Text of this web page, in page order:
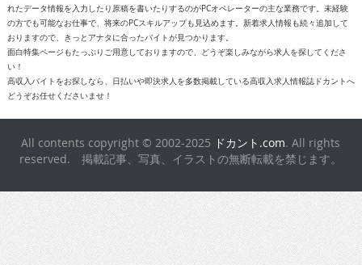
れたデータ情報を入力したり原稿を書いたりするのがPCオペレーターの主な業務です。未経験
の方でも可能なお仕事で、将来のPCスキルアップも見込めます。新着求人情報も続々追加して
おりますので、きっとアナタに合ったバイトが見つかります。
面白特集ページもたっぷりご用意しておりますので、どうぞ楽しみながら求人を探してくださ
い！
高収入バイトをお探しなら、日払いや即決求人を多数掲載している高収入求人情報誌ドカントへ
どうぞお任せくださいませ！
All contents copyright © 2002-2025 ドカント.com. All rights
reserved. 掲載記事、写真、イラストの無断転載を禁じます。